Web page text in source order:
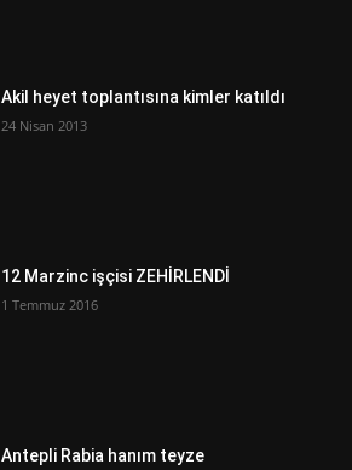
Akil heyet toplantısına kimler katıldı
24 Nisan 2013
12 Marzinc işçisi ZEHİRLENDİ
1 Temmuz 2016
Antepli Rabia hanım teyze